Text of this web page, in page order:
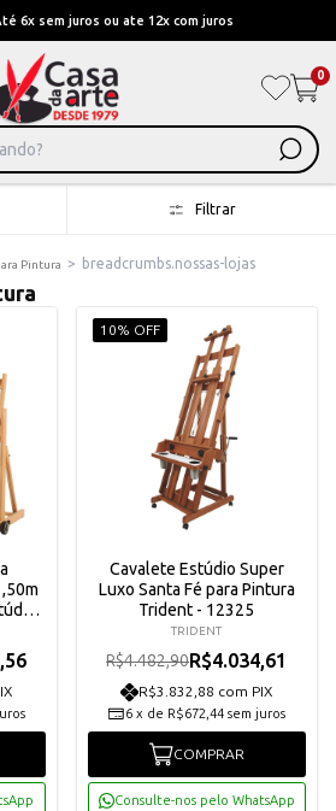
6x sem juros ou ate 12x com juros
0
Filtrar
Pintura > breadcrumbs.nossas-lojas
10% OFF
Cavalete Estúdio Super
Luxo Santa Fé para Pintura
Trident - 12325
TRIDENT
R$4.482,90R$4.034,61
R$3.832,88 com PIX
6 x de R$672,44 sem juros
COMPRAR
Consulte-nos pelo WhatsApp